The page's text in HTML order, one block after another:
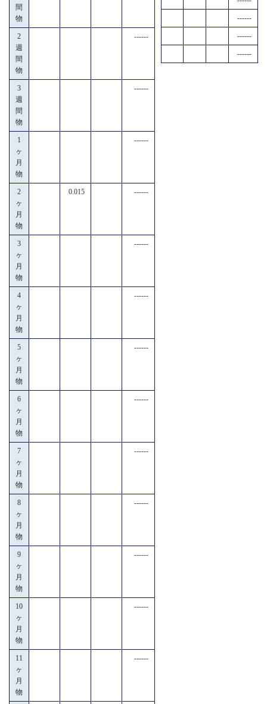
間
物
2
週
間
物
------
3
週
間
物
------
1
ヶ
月
物
------
2
ヶ
月
物
0.015 ------
3
ヶ
月
物
------
4
ヶ
月
物
------
5
ヶ
月
物
------
6
ヶ
月
物
------
7
ヶ
月
物
------
8
ヶ
月
物
------
9
ヶ
月
物
------
10
ヶ
月
物
------
11
ヶ
月
物
------
------
------
------